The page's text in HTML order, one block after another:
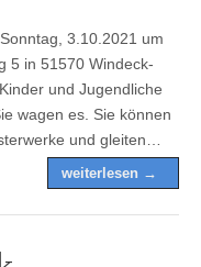
3.10.2021 um
5 in 51570 Windeck-
und Jugendliche
wagen es. Sie können
und gleiten…
weiterlesen →